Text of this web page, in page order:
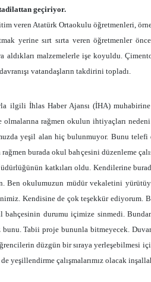
geçiriyor.
veren Atatürk Ortaokulu öğretmenleri,
yerine sırt sırta veren öğretmenler
aldıkları malzemelerle işe koyuldu.
vatandaşların takdirini topladı.
ilgili İhlas Haber Ajansı (İHA)
olmalarına rağmen okulun ihtiyaçları
yeşil alan hiç bulunmuyor. Bunu
burada okul bahçesini düzenleme
katkıları oldu. Kendilerine
Ben okulumuzun müdür vekaletini
Kendisine de çok teşekkür ediyorum.
durumu içimize sinmedi.
Tabii proje bununla bitmeyecek.
düzgün bir sıraya yerleşebilmesi
yeşillendirme çalışmalarımız olacak